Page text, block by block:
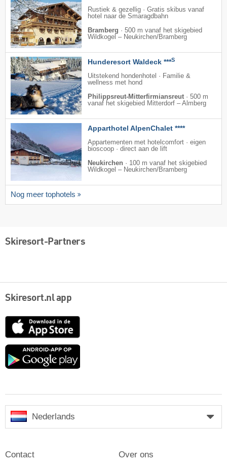
Rustiek & gezellig · Gratis skibus vanaf
hotel naar de Smaragdbahn
Bramberg · 500 m vanaf het skigebied
Wildkogel – Neukirchen/​Bramberg
Hunderesort Waldeck ***S
Uitstekend hondenhotel · Familie &
wellness met hond
Philippsreut-Mitterfirmiansreut · 500 m
vanaf het skigebied Mitterdorf – Almberg
Apparthotel AlpenChalet ****
Appartementen met hotelcomfort · eigen
bioscoop · direct aan de lift
Neukirchen · 100 m vanaf het skigebied
Wildkogel – Neukirchen/​Bramberg
Nog meer tophotels
Skiresort-Partners
Skiresort.nl app
App
Google
Nederlands
Contact Over ons